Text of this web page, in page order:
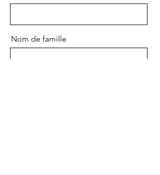
Nom de famille